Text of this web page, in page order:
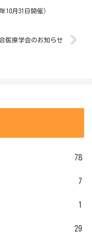
10月31日開催）
医療学会のお知らせ
78
7
1
29